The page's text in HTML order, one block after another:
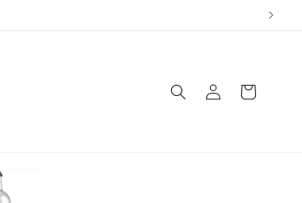
EinloggenWarenkorb